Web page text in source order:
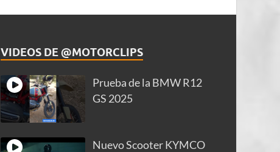
VIDEOS DE @MOTORCLIPS
Prueba de la BMW R12
GS 2025
Nuevo Scooter KYMCO